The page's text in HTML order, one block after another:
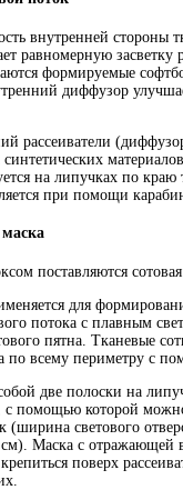
внутренней стороны
равномерную засветку
формируемые
диффузор
рассеиватели
на липучках по краю
при помощи
поставляются
для
потока с плавным
пятна. Тканевые
по всему периметру с
две полоски на
с помощью которой
(ширина светового
см). Маска с отражающей
поверх